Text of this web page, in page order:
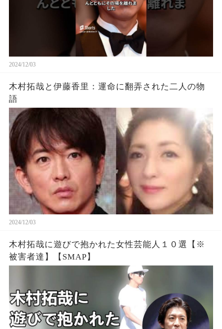
2024/12/03
木村拓哉と伊藤香里：運命に翻弄された二人の物
語
2024/12/03
木村拓哉に遊びで抱かれた女性芸能人１０選【※
被害者達】【SMAP】